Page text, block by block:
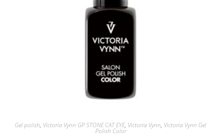
Gel polish, Victoria Vynn GP STONE CAT EYE, Victoria Vynn, Victoria Vynn Gel
Polish Color